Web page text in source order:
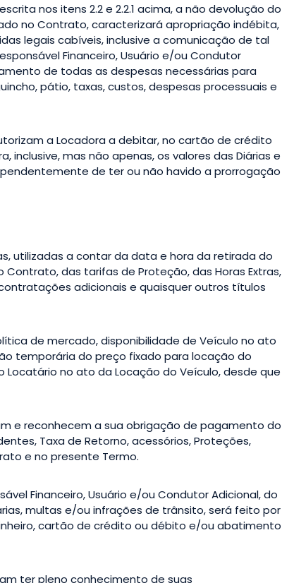
nos itens 2.2 e 2.2.1 acima, a não devolução do
no Contrato, caracterizará apropriação indébita,
legais cabíveis, inclusive a comunicação de tal
Financeiro, Usuário e/ou Condutor
de todas as despesas necessárias para
pátio, taxas, custos, despesas processuais e
a Locadora a debitar, no cartão de crédito
mas não apenas, os valores das Diárias e
de ter ou não havido a prorrogação
utilizadas a contar da data e hora da retirada do
das tarifas de Proteção, das Horas Extras,
adicionais e quaisquer outros títulos
de mercado, disponibilidade de Veículo no ato
temporária do preço fixado para locação do
no ato da Locação do Veículo, desde que
e reconhecem a sua obrigação de pagamento do
Taxa de Retorno, acessórios, Proteções,
e no presente Termo.
Financeiro, Usuário e/ou Condutor Adicional, do
multas e/ou infrações de trânsito, será feito por
cartão de crédito ou débito e/ou abatimento
ter pleno conhecimento de suas